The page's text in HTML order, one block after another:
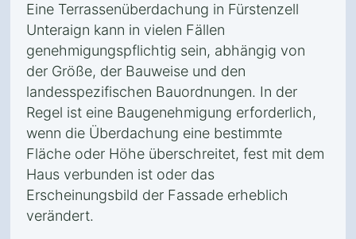
Eine Terrassenüberdachung in Fürstenzell
Unteraign kann in vielen Fällen
genehmigungspflichtig sein, abhängig von
der Größe, der Bauweise und den
landesspezifischen Bauordnungen. In der
Regel ist eine Baugenehmigung erforderlich,
wenn die Überdachung eine bestimmte
Fläche oder Höhe überschreitet, fest mit dem
Haus verbunden ist oder das
Erscheinungsbild der Fassade erheblich
verändert.